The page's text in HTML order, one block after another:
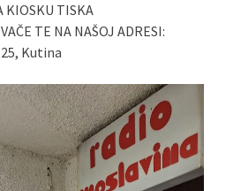
KIOSKU TISKA
TE NA NAŠOJ ADRESI:
Kutina